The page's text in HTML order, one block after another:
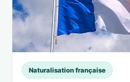
Naturalisation française